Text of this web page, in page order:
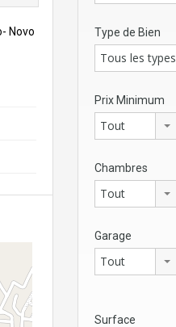
Novo
Type de Bien
Tous les types
Prix Minimum
Tout
Chambres
Tout
Garage
Tout
Surface